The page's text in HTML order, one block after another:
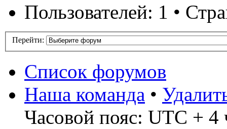
Пользователей: 1 •
Перейти:
Список форумов
Наша команда •
Часовой пояс: UTC + 4